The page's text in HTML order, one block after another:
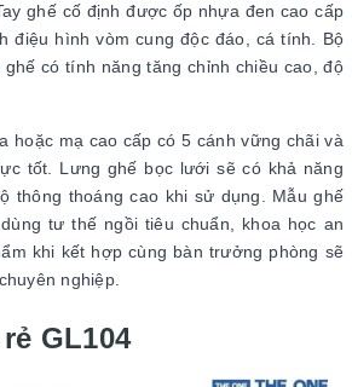
ghế cố định được ốp nhựa đen cao cấp
điệu hình vòm cung độc đáo, cá tính. Bộ
có tính năng tăng chỉnh chiều cao, độ
hoặc mạ cao cấp có 5 cánh vững chãi và
tốt. Lưng ghế bọc lưới sẽ có khả năng
thông thoáng cao khi sử dụng. Mẫu ghế
tư thế ngồi tiêu chuẩn, khoa học an
khi kết hợp cùng bàn trưởng phòng sẽ
nghiệp.
GL104